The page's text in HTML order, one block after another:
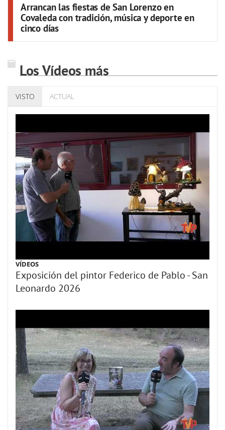
Arrancan las fiestas de San Lorenzo en
Covaleda con tradición, música y deporte en
cinco días
Los Vídeos más
VISTO ACTUAL
VÍDEOS
Exposición del pintor Federico de Pablo - San
Leonardo 2026